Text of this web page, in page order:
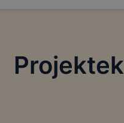
Projektek